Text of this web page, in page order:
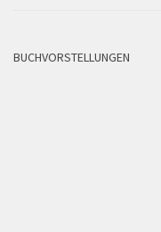
BUCHVORSTELLUNGEN